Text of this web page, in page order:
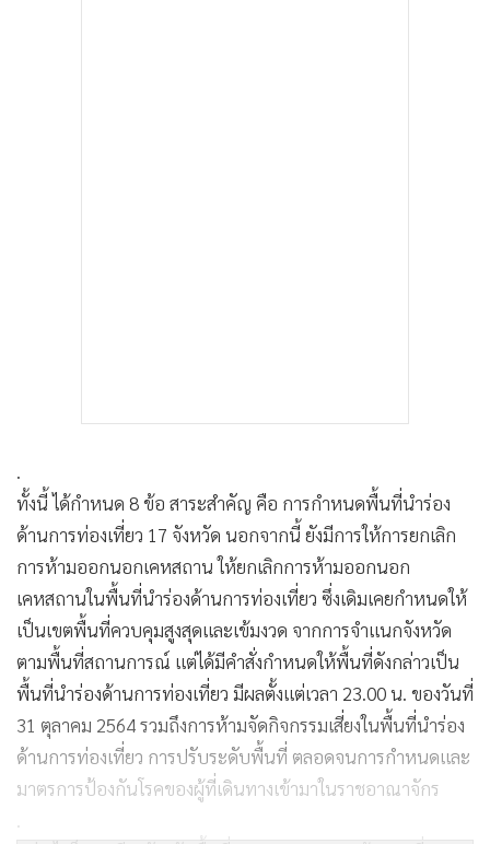
.
ทั้งนี้ ได้กำหนด 8 ข้อ สาระสำคัญ คือ การกำหนดพื้นที่นำร่อง
ด้านการท่องเที่ยว 17 จังหวัด นอกจากนี้ ยังมีการให้การยกเลิก
การห้ามออกนอกเคหสถาน ให้ยกเลิกการห้ามออกนอก
เคหสถานในพื้นที่นำร่องด้านการท่องเที่ยว ซึ่งเดิมเคยกำหนดให้
เป็นเขตพื้นที่ควบคุมสูงสุดและเข้มงวด จากการจำแนกจังหวัด
ตามพื้นที่สถานการณ์ แต่ได้มีคำสั่งกำหนดให้พื้นที่ดังกล่าวเป็น
พื้นที่นำร่องด้านการท่องเที่ยว มีผลตั้งแต่เวลา 23.00 น. ของวันที่
31 ตุลาคม 2564 รวมถึงการห้ามจัดกิจกรรมเสี่ยงในพื้นที่นำร่อง
ด้านการท่องเที่ยว การปรับระดับพื้นที่ ตลอดจนการกำหนดและ
มาตรการป้องกันโรคของผู้ที่เดินทางเข้ามาในราชอาณาจักร
.